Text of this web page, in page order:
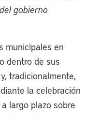
gobierno
municipales en
dentro de sus
tradicionalmente,
la celebración
largo plazo sobre